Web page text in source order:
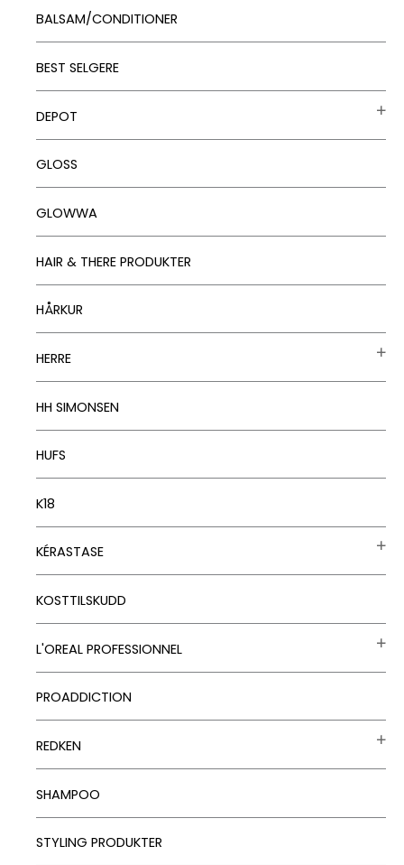
BALSAM/CONDITIONER
BEST SELGERE
DEPOT
GLOSS
GLOWWA
HAIR & THERE PRODUKTER
HÅRKUR
HERRE
HH SIMONSEN
HUFS
K18
KÉRASTASE
KOSTTILSKUDD
L'OREAL PROFESSIONNEL
PROADDICTION
REDKEN
SHAMPOO
STYLING PRODUKTER